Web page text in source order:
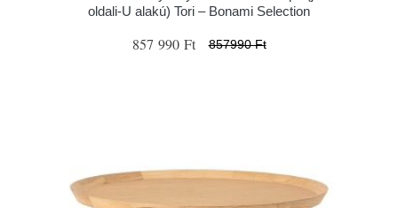
oldali-U alakú) Tori – Bonami Selection
857 990 Ft 857990 Ft